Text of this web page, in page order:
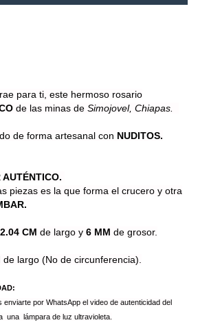
para ti, este hermoso rosario
de las minas de Simojovel, Chiapas.
de forma artesanal con NUDITOS.
piezas es la que forma el crucero y otra
2.04 CM de largo y 6 MM de grosor.
de largo (No de circunferencia).
por WhatsApp el video de autenticidad del
una lámpara de luz ultravioleta.